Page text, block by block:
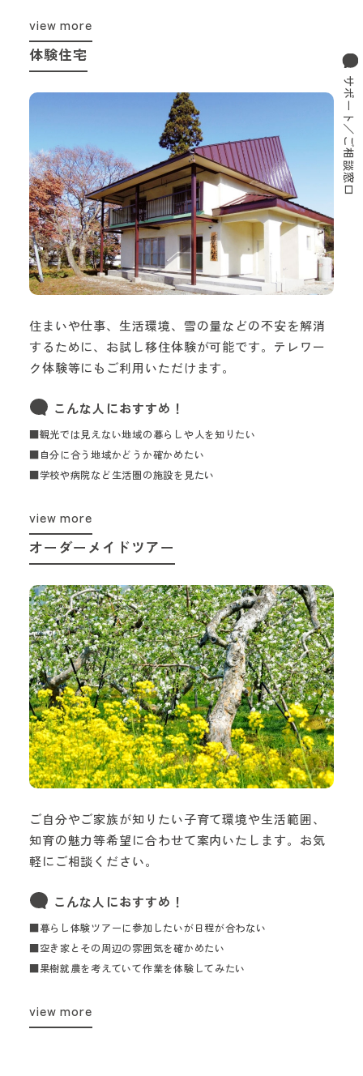
view more
体験住宅
住まいや仕事、生活環境、雪の量などの不安を解消
するために、お試し移住体験が可能です。テレワー
ク体験等にもご利用いただけます。
こんな人におすすめ！
■観光では見えない地域の暮らしや人を知りたい
■自分に合う地域かどうか確かめたい
■学校や病院など生活圏の施設を見たい
view more
オーダーメイドツアー
ご自分やご家族が知りたい子育て環境や生活範囲、
知育の魅力等希望に合わせて案内いたします。お気
軽にご相談ください。
こんな人におすすめ！
■暮らし体験ツアーに参加したいが日程が合わない
■空き家とその周辺の雰囲気を確かめたい
■果樹就農を考えていて作業を体験してみたい
view more
サポート／ご相談窓口